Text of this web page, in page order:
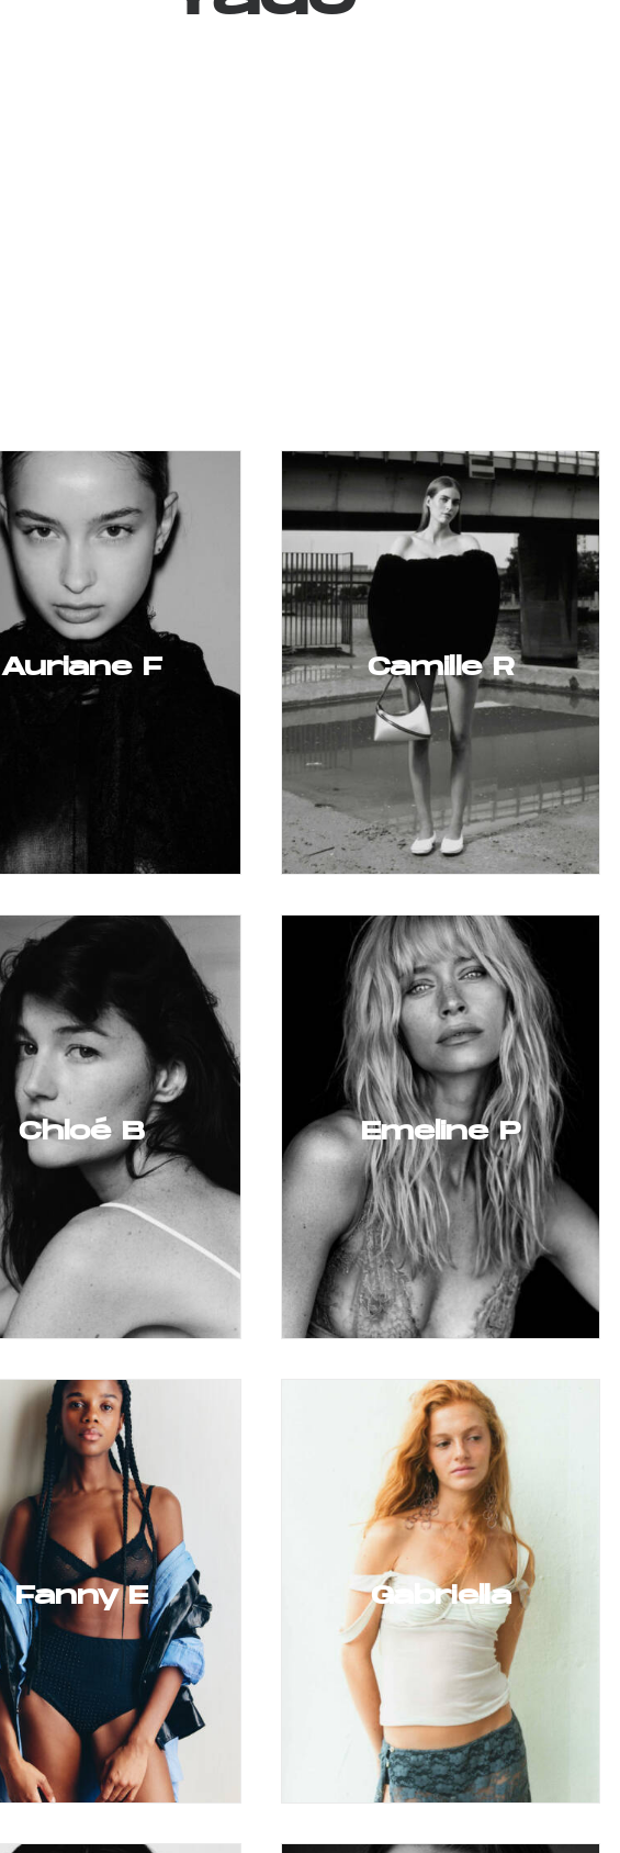
Auriane F Camille R
Chloé B Emeline P
Fanny E Gabriella